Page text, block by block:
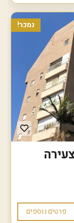
נמכר!
פרטים נוספים